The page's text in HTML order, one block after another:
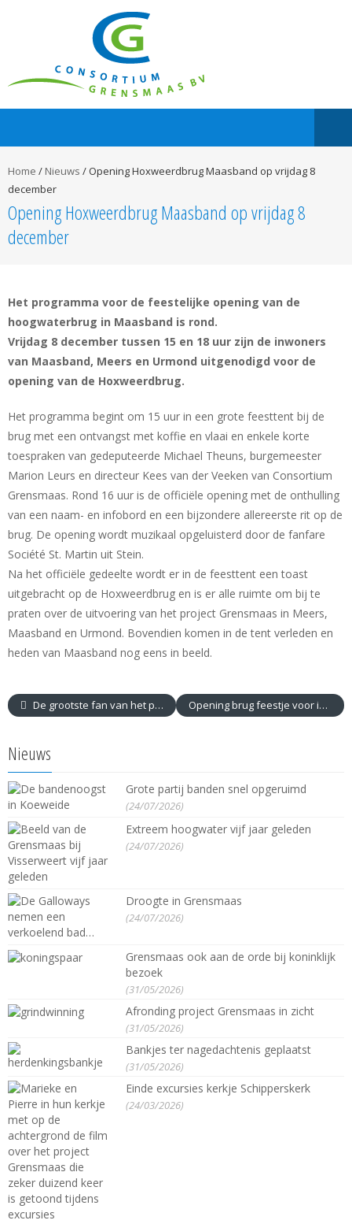
Home / Nieuws / Opening Hoxweerdbrug Maasband op vrijdag 8
december
Opening Hoxweerdbrug Maasband op vrijdag 8
december
Het programma voor de feestelijke opening van de
hoogwaterbrug in Maasband is rond.
Vrijdag 8 december tussen 15 en 18 uur zijn de inwoners
van Maasband, Meers en Urmond uitgenodigd voor de
opening van de Hoxweerdbrug.
Het programma begint om 15 uur in een grote feesttent bij de
brug met een ontvangst met koffie en vlaai en enkele korte
toespraken van gedeputeerde Michael Theuns, burgemeester
Marion Leurs en directeur Kees van der Veeken van Consortium
Grensmaas. Rond 16 uur is de officiële opening met de onthulling
van een naam- en infobord en een bijzondere allereerste rit op de
brug. De opening wordt muzikaal opgeluisterd door de fanfare
Société St. Martin uit Stein.
Na het officiële gedeelte wordt er in de feesttent een toast
uitgebracht op de Hoxweerdbrug en is er alle ruimte om bij te
praten over de uitvoering van het project Grensmaas in Meers,
Maasband en Urmond. Bovendien komen in de tent verleden en
heden van Maasband nog eens in beeld.
De grootste fan van het project Grensmaas Opening brug feestje voor inwoners
Nieuws
Grote partij banden snel opgeruimd
(24/07/2026)
Extreem hoogwater vijf jaar geleden
(24/07/2026)
Droogte in Grensmaas
(24/07/2026)
Grensmaas ook aan de orde bij koninklijk
bezoek
(31/05/2026)
Afronding project Grensmaas in zicht
(31/05/2026)
Bankjes ter nagedachtenis geplaatst
(31/05/2026)
Einde excursies kerkje Schipperskerk
(24/03/2026)